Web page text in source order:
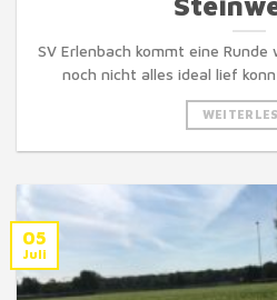
SV Erlenbach kommt eine
noch nicht alles ideal lief
05
Juli